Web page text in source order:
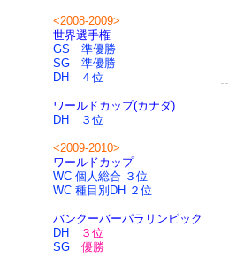
<2008-2009>
世界選手権
GS 準優勝
SG 準優勝
DH ４位
ワールドカップ(カナダ)
DH ３位
<2009-2010>
ワールドカップ
WC 個人総合 ３位
WC 種目別DH ２位
バンクーバーパラリンピック
DH
３位
SG 優勝